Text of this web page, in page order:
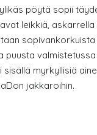
pöytä sopii
leikkiä,
puusta
sisällä myrkyllisiä
jakkaroihin.